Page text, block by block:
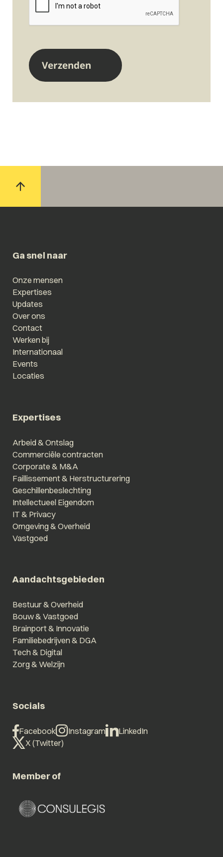
Ga snel naar
Onze mensen
Expertises
Updates
Over ons
Contact
Werken bij
Internationaal
Events
Locaties
Expertises
Arbeid & Ontslag
Commerciële contracten
Corporate & M&A
Faillissement & Herstructurering
Geschillenbeslechting
Intellectueel Eigendom
IT & Privacy
Omgeving & Overheid
Vastgoed
Aandachtsgebieden
Bestuur & Overheid
Bouw & Vastgoed
Brainport & Innovatie
Familiebedrijven & DGA
Tech & Digital
Zorg & Welzijn
Socials
Facebook Instagram
LinkedIn
X (Twitter)
Member of